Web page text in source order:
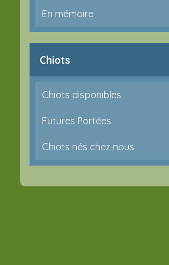
En mémoire
Chiots
Chiots disponibles
Futures Portées
Chiots nés chez nous